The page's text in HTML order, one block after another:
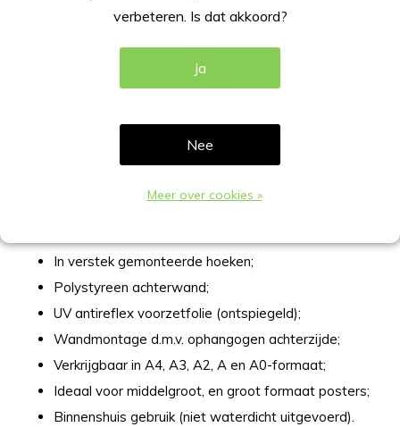
display die lang meegaat. Stijlvol, praktisch en opvallend,
specificaties
In verstek gemonteerde hoeken;
Polystyreen achterwand;
UV antireflex voorzetfolie (ontspiegeld);
Wandmontage d.m.v. ophangogen achterzijde;
Verkrijgbaar in A4, A3, A2, A en A0-formaat;
Ideaal voor middelgroot, en groot formaat posters;
Binnenshuis gebruik (niet waterdicht uitgevoerd).
verbeteren. Is dat akkoord?
Ja
Nee
Meer over cookies »